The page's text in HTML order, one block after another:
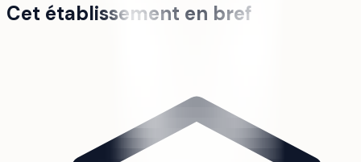
Cet établissement en bref